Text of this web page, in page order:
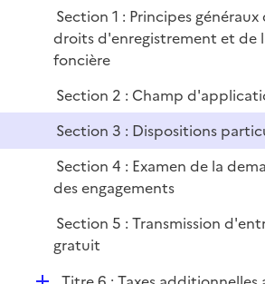
e
r i
e
r
p
l
i
r
Section 1 : Principes
droits d'enregistrement et de
foncière
Section 2 : Champ
Section 3 : Dispositions
Section 4 : Examen de la
des engagements
Section 5 : Transmission
gratuit